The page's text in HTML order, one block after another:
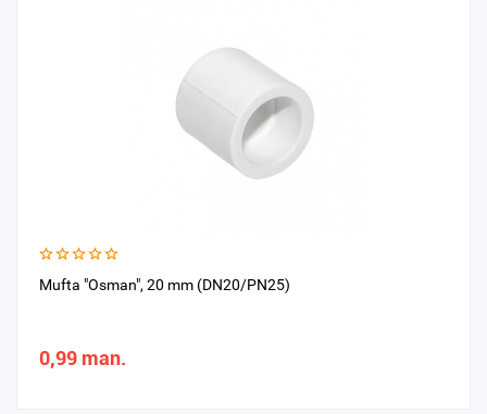
Mufta "Osman", 20 mm (DN20/PN25)
0,99 man.